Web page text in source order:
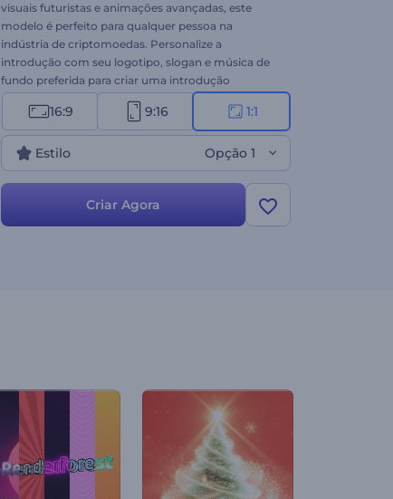
visuais futuristas e animações avançadas, este
modelo é perfeito para qualquer pessoa na
indústria de criptomoedas. Personalize a
introdução com seu logotipo, slogan e música de
fundo preferida para criar uma introdução
personalizada e profissional. Ideal para introduções
relacionadas a criptomoedas, projetos de
blockchain, anúncios de ICO, aberturas de
apresentações de tecnologia e muito mais. Crie
uma introdução impressionante hoje mesmo!
16:9 9:16 1:1
Estilo Opção 1
Criar Agora